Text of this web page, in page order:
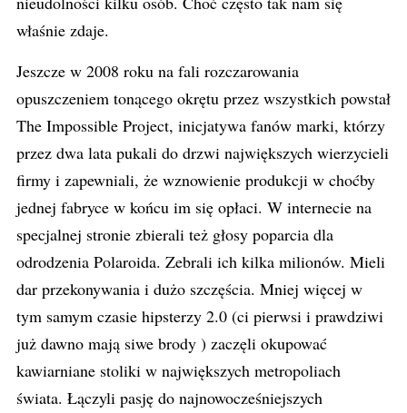
właśnie zdaje.
Jeszcze w 2008 roku na fali rozczarowania
opuszczeniem tonącego okrętu przez wszystkich powstał
The Impossible Project, inicjatywa fanów marki, którzy
przez dwa lata pukali do drzwi największych wierzycieli
firmy i zapewniali, że wznowienie produkcji w choćby
jednej fabryce w końcu im się opłaci. W internecie na
specjalnej stronie zbierali też głosy poparcia dla
odrodzenia Polaroida. Zebrali ich kilka milionów. Mieli
dar przekonywania i dużo szczęścia. Mniej więcej w
tym samym czasie hipsterzy 2.0 (ci pierwsi i prawdziwi
już dawno mają siwe brody ) zaczęli okupować
kawiarniane stoliki w największych metropoliach
świata. Łączyli pasję do najnowocześniejszych